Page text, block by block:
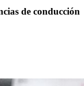
de conducción